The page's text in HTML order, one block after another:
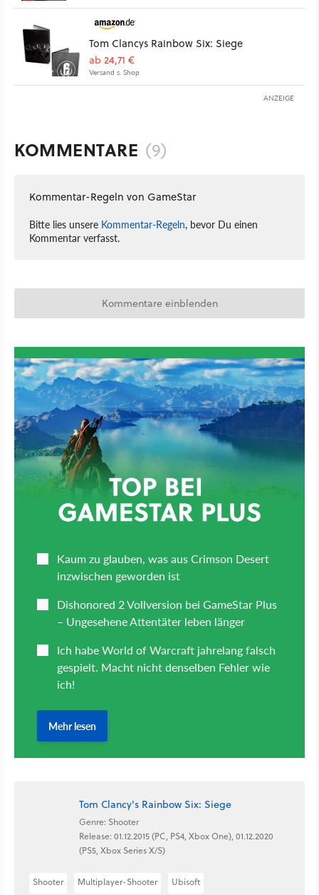
Tom Clancys Rainbow Six: Siege
ab 24,71 €
Versand s. Shop
ANZEIGE
KOMMENTARE (9)
Kommentar-Regeln von GameStar
Bitte lies unsere Kommentar-Regeln, bevor Du einen
Kommentar verfasst.
Kommentare einblenden
Tom Clancy's Rainbow Six: Siege
Genre: Shooter
Release: 01.12.2015 (PC, PS4, Xbox One), 01.12.2020
(PS5, Xbox Series X/S)
Shooter Multiplayer-Shooter Ubisoft